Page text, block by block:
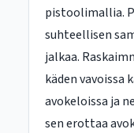
pistoolimallia.
suhteellisen
jalkaa.
käden vavoissa
avokeloissa ja
sen erottaa